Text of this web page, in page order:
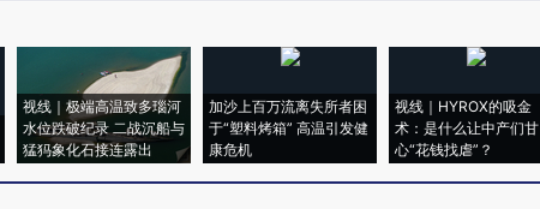
视线｜极端高温致多瑙河
水位跌破纪录 二战沉船与
猛犸象化石接连露出
加沙上百万流离失所者困
于“塑料烤箱” 高温引发健
康危机
视线｜HYROX的吸金
术：是什么让中产们甘
心“花钱找虐”？